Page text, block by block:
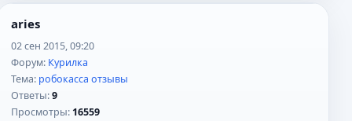
aries
02 сен 2015, 09:20
Форум: Курилка
Тема: робокасса отзывы
Ответы:9
Просмотры: 16559